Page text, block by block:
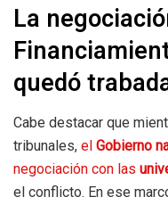
La
quedó
Cabe destacar que
tribunales, el Gobierno
negociación con las
el conflicto. En ese